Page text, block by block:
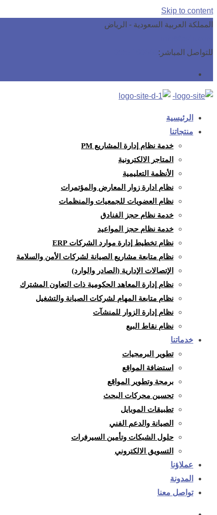
Skip to content
المملكة العربية السعودية - الرياض
للتواصل المباشر:
الرئيسية
منتجاتنا
خدمة نظام إدارة المشاريع PM
المتاجر الالكترونية
الأنظمة التعليمية
نظام ادارة زوار المعارض والمؤتمرات
نظام العضويات للجمعيات والمنظمات
خدمة نظام حجز الفنادق
خدمة نظام حجز المواعيد
نظام تخطيط إدارة موارد الشركات ERP
نظام متابعة مشاريع الصيانة لشركات الأمن والسلامة
الإتصالات الإدارية (الصادر والوارد)
نظام إدارة المعاهد الحكومية ذات التعاون المشترك
نظام متابعة المهام لشركات الصيانة والتشغيل
نظام إدارة الزوار للمنشآت
نظام نقاط البيع
خدماتنا
تطوير البرمجيات
استضافة المواقع
برمجة وتطوير المواقع
تحسين محركات البحث
تطبيقات الموبايل
الصيانة والدعم الفني
حلول الشبكات وتأمين السيرفرات
التسويق الالكتروني
عملاؤنا
المدونة
تواصل معنا